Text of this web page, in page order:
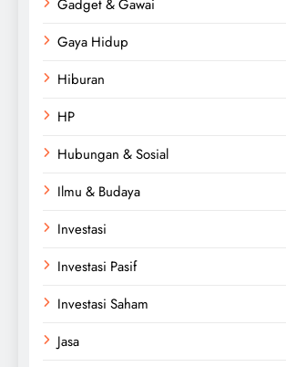
Gadget & Gawai
Gaya Hidup
Hiburan
HP
Hubungan & Sosial
Ilmu & Budaya
Investasi
Investasi Pasif
Investasi Saham
Jasa